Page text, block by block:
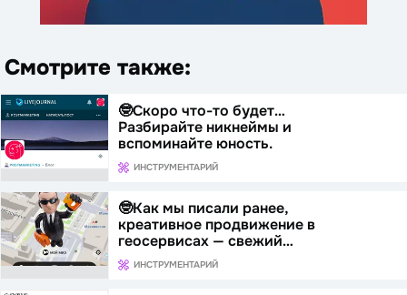
Смотрите также:
🤓Скоро что-то будет…
Разбирайте никнеймы и
вспоминайте юность.
ИНСТРУМЕНТАРИЙ
🤓Как мы писали ранее,
креативное продвижение в
геосервисах — свежий…
ИНСТРУМЕНТАРИЙ